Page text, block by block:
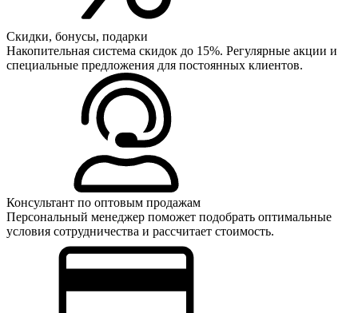
Скидки, бонусы, подарки
Накопительная система скидок до 15%. Регулярные акции и
специальные предложения для постоянных клиентов.
Консультант по оптовым продажам
Персональный менеджер поможет подобрать оптимальные
условия сотрудничества и рассчитает стоимость.